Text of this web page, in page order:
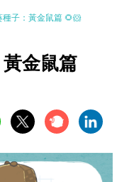
子：黃金鼠篇 🌻🐹
金鼠篇